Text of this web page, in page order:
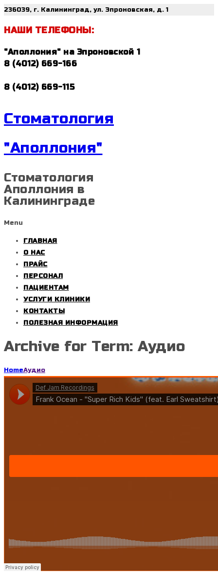
236039, г. Калининград, ул. Эпроновская, д. 1
НАШИ ТЕЛЕФОНЫ:
"Аполлония" на Эпроновской 1
8 (4012) 669-166
8 (4012) 669-115
Стоматология
"Аполлония"
Стоматология
Аполлония в
Калининграде
Menu
ГЛАВНАЯ
О НАС
ПРАЙС
ПЕРСОНАЛ
ПАЦИЕНТАМ
УСЛУГИ КЛИНИКИ
КОНТАКТЫ
ПОЛЕЗНАЯ ИНФОРМАЦИЯ
Archive for Term: Аудио
HomeАудио